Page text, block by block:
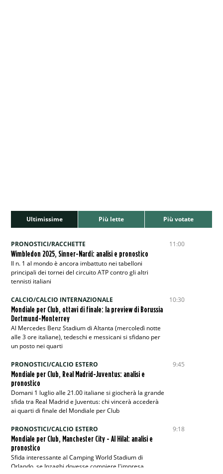
Ultimissime Più lette Più votate
PRONOSTICI/RACCHETTE
Wimbledon 2025, Sinner-Nardi: analisi e pronostico
Il n. 1 al mondo è ancora imbattuto nei tabelloni
principali dei tornei del circuito ATP contro gli altri
tennisti italiani
11:00
CALCIO/CALCIO INTERNAZIONALE
Mondiale per Club, ottavi di finale: la preview di Borussia
Dortmund-Monterrey
Al Mercedes Benz Stadium di Altanta (mercoledì notte
alle 3 ore italiane), tedeschi e messicani si sfidano per
un posto nei quarti
10:30
PRONOSTICI/CALCIO ESTERO
Mondiale per Club, Real Madrid-Juventus: analisi e
pronostico
Domani 1 luglio alle 21.00 italiane si giocherà la grande
sfida tra Real Madrid e Juventus: chi vincerà accederà
ai quarti di finale del Mondiale per Club
9:45
PRONOSTICI/CALCIO ESTERO
Mondiale per Club, Manchester City - Al Hilal: analisi e
pronostico
Sfida interessante al Camping World Stadium di
Orlando, se Inzaghi dovesse compiere l'impresa
9:18